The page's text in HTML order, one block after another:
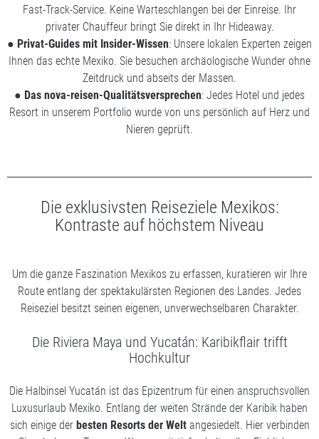
Fast-Track-Service. Keine Warteschlangen bei der Einreise. Ihr
privater Chauffeur bringt Sie direkt in Ihr Hideaway.
● Privat-Guides mit Insider-Wissen: Unsere lokalen Experten zeigen
Ihnen das echte Mexiko. Sie besuchen archäologische Wunder ohne
Zeitdruck und abseits der Massen.
● Das nova-reisen-Qualitätsversprechen: Jedes Hotel und jedes
Resort in unserem Portfolio wurde von uns persönlich auf Herz und
Nieren geprüft.
Die exklusivsten Reiseziele Mexikos:
Kontraste auf höchstem Niveau
Um die ganze Faszination Mexikos zu erfassen, kuratieren wir Ihre
Route entlang der spektakulärsten Regionen des Landes. Jedes
Reiseziel besitzt seinen eigenen, unverwechselbaren Charakter.
Die Riviera Maya und Yucatán: Karibikflair trifft
Hochkultur
Die Halbinsel Yucatán ist das Epizentrum für einen anspruchsvollen
Luxusurlaub Mexiko. Entlang der weiten Strände der Karibik haben
sich einige der besten Resorts der Weltangesiedelt. Hier verbinden